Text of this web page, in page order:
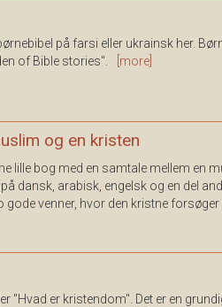
på farsi eller ukrainsk her.
of Bible stories".
[more]
og en kristen
lille bog med en samtale mellem en
dansk, arabisk, engelsk og en del
gode venner, hvor den kristne forsøger
"Hvad er kristendom". Det er en